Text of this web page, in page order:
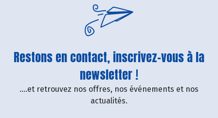
Restons en contact, inscrivez-vous à la
newsletter !
....et retrouvez nos offres, nos événements et nos
actualités.